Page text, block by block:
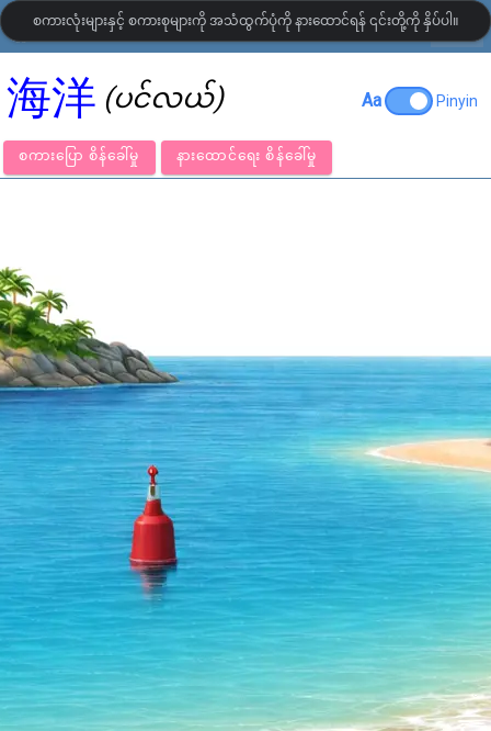
LanguageGuide.org•တရုတ် ရုပ်ပြ ဝေါဟာရ settings
海洋 (ပင်လယ်) Aa Pinyin
စကားပြော စိန်ခေါ်မှု နားထောင်ရေး စိန်ခေါ်မှု
စကားလုံးများနှင့် စကားစုများကို အသံထွက်ပုံကို နားထောင်ရန် ၎င်းတို့ကို နှိပ်ပါ။